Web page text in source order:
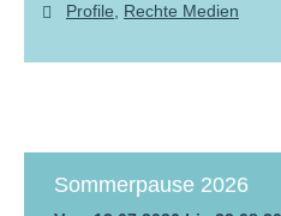
Profile
Rechte Medien
Sommerpause 2026